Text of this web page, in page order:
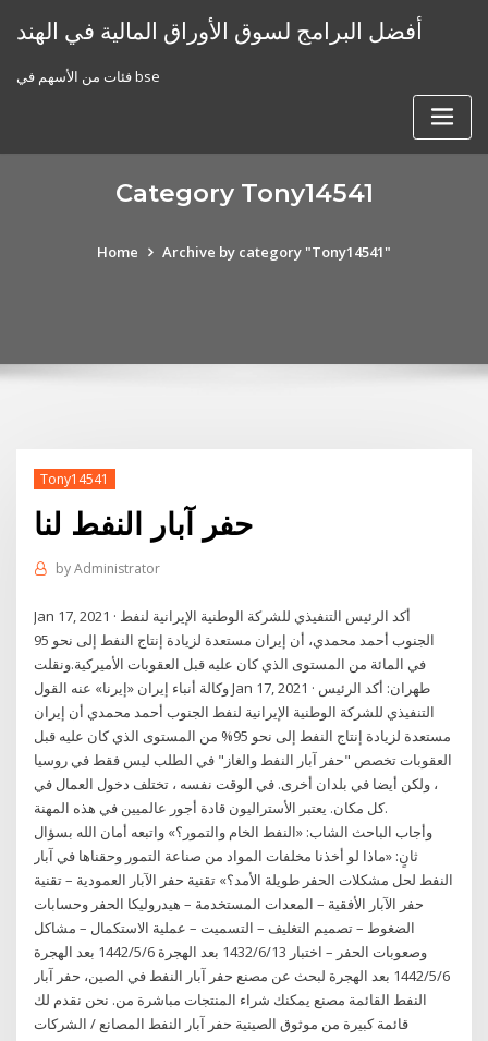
أفضل البرامج لسوق الأوراق المالية في الهند
فئات من الأسهم في bse
Category Tony14541
Home Archive by category "Tony14541"
Tony14541
حفر آبار النفط لنا
byAdministrator
Jan 17, 2021 · أكد الرئيس التنفيذي للشرکة الوطنية الإيرانية لنفط
الجنوب أحمد محمدي، أن إيران مستعدة لزيادة إنتاج النفط إلى نحو 95
في المائة من المستوى الذي كان عليه قبل العقوبات الأميركية.ونقلت
وكالة أنباء إيران «إيرنا» عنه القول Jan 17, 2021 · طهران: أكد الرئيس
التنفيذي للشرکة الوطنية الإيرانية لنفط الجنوب أحمد محمدي أن إيران
مستعدة لزيادة إنتاج النفط إلى نحو 95% من المستوى الذي كان عليه قبل
العقوبات تخصص "حفر آبار النفط والغاز" في الطلب ليس فقط في روسيا
، ولكن أيضا في بلدان أخرى. في الوقت نفسه ، تختلف دخول العمال في
كل مكان. يعتبر الأستراليون قادة أجور عالميين في هذه المهنة.
وأجاب الباحث الشاب: «النفط الخام والتمور؟» واتبعه أمان الله بسؤال
ثانٍ: «ماذا لو أخذنا مخلفات المواد من صناعة التمور وحقناها في آبار
النفط لحل مشكلات الحفر طويلة الأمد؟» تقنية حفر الآبار العمودية – تقنية
حفر الآبار الأفقية – المعدات المستخدمة – هيدروليكا الحفر وحسابات
الضغوط – تصميم التغليف – التسميت – عملية الاستكمال – مشاكل
وصعوبات الحفر – اختبار 13‏‏/6‏‏/1432 بعد الهجرة 6‏‏/5‏‏/1442 بعد الهجرة
6‏‏/5‏‏/1442 بعد الهجرة لبحث عن مصنع حفر آبار النفط في الصين، حفر آبار
النفط القائمة مصنع يمكنك شراء المنتجات مباشرة من. نحن نقدم لك
قائمة كبيرة من موثوق الصينية حفر آبار النفط المصانع / الشركات